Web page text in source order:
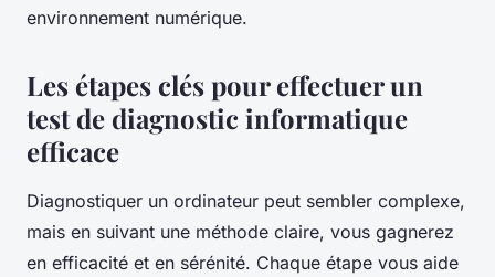
environnement numérique.
Les étapes clés pour effectuer un
test de diagnostic informatique
efficace
Diagnostiquer un ordinateur peut sembler complexe,
mais en suivant une méthode claire, vous gagnerez
en efficacité et en sérénité. Chaque étape vous aide